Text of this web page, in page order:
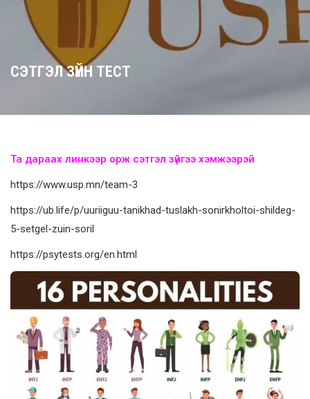
СЭТГЭЛ ЗҮЙН ТЕСТ
Та дараах линкээр орж сэтгэл зүйгээ хэмжээрэй
https://www.usp.mn/team-3
https://ub.life/p/uuriiguu-tanikhad-tuslakh-sonirkholtoi-shildeg-
5-setgel-zuin-soril
https://psytests.org/en.html